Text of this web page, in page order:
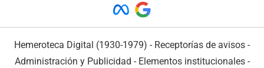
Hemeroteca Digital (1930-1979) - Receptorías de avisos -
Administración y Publicidad - Elementos institucionales-